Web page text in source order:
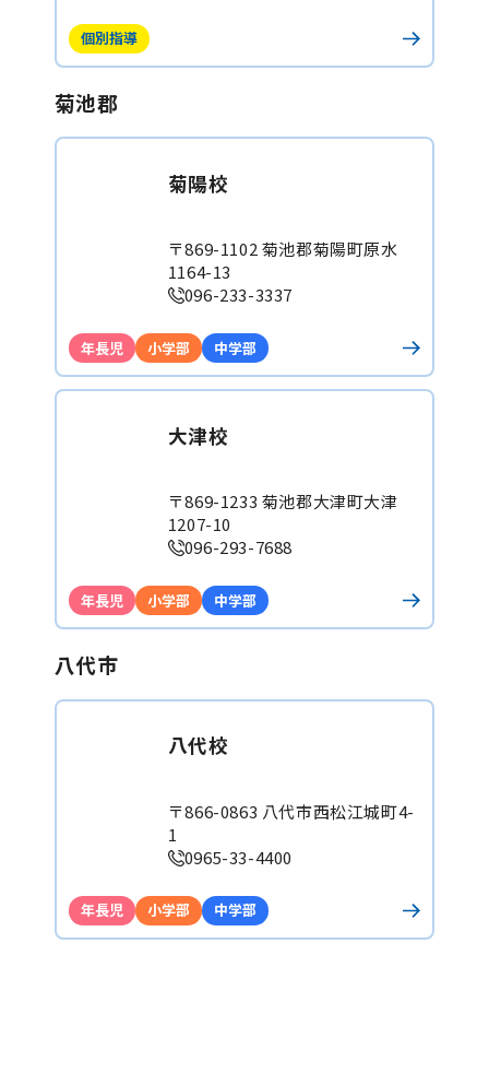
個別指導
菊池郡
菊陽校
〒869-1102 菊池郡菊陽町原水
1164-13
096-233-3337
年長児 小学部 中学部
大津校
〒869-1233 菊池郡大津町大津
1207-10
096-293-7688
年長児 小学部 中学部
八代市
八代校
〒866-0863 八代市西松江城町4-
1
0965-33-4400
年長児 小学部 中学部